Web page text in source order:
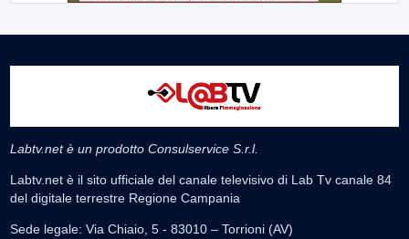
Labtv.net è un prodotto Consulservice S.r.l.
Labtv.net è il sito ufficiale del canale televisivo di Lab Tv canale 84
del digitale terrestre Regione Campania
Sede legale: Via Chiaio, 5 - 83010 – Torrioni (AV)